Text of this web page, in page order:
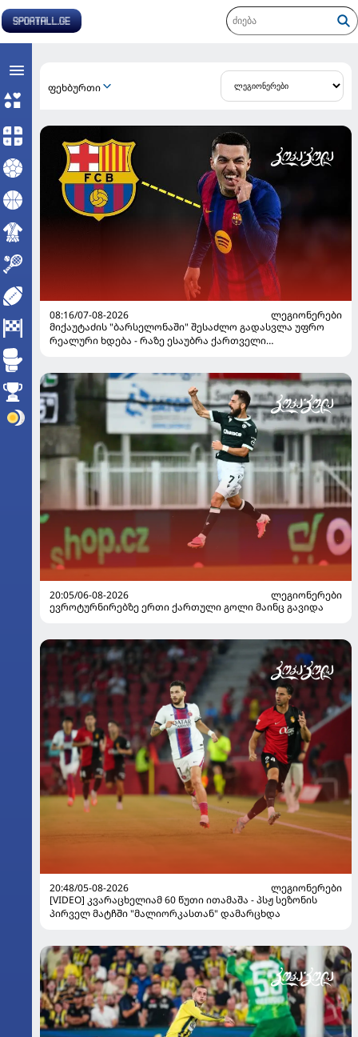
ᲤᲔᲮᲑᲣᲠᲗᲘ
08:16/07-08-2026
ᲚᲔᲒᲘᲝᲜᲔᲠᲔᲑᲘ
მიქაუტაძის "ბარსელონაში" შესაძლო გადასვლა უფრო
რეალური ხდება - რაზე ესაუბრა ქართველი
20:05/06-08-2026
ᲚᲔᲒᲘᲝᲜᲔᲠᲔᲑᲘ
ევროტურნირებზე ერთი ქართული გოლი მაინც გავიდა
20:48/05-08-2026
ᲚᲔᲒᲘᲝᲜᲔᲠᲔᲑᲘ
[VIDEO] კვარაცხელიამ 60 წუთი ითამაშა - პსჟ სეზონის
პირველ მატჩში "მალიორკასთან" დამარცხდა